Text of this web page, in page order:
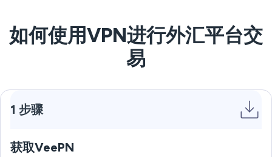
如何使用VPN进行外汇平台交
易
1 步骤
获取VeePN